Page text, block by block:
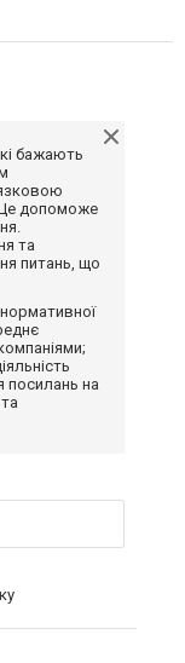
бажають
Це допоможе
та
питань, що
посилань на